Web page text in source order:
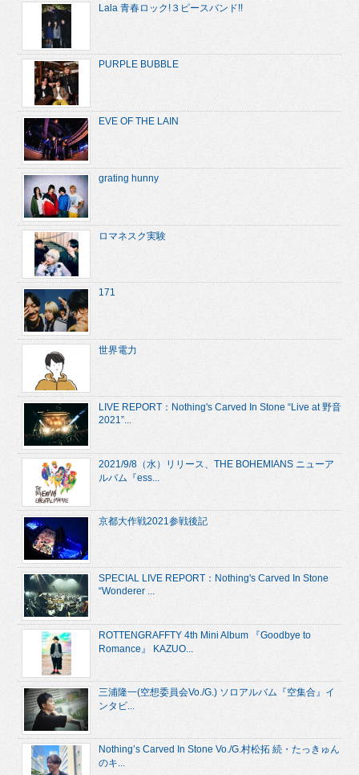
Lala 青春ロック!３ピースバンド!!
PURPLE BUBBLE
EVE OF THE LAIN
grating hunny
ロマネスク実験
171
世界電力
LIVE REPORT：Nothing's Carved In Stone “Live at 野音
2021”...
2021/9/8（水）リリース、THE BOHEMIANS ニューア
ルバム『ess...
京都大作戦2021参戦後記
SPECIAL LIVE REPORT：Nothing's Carved In Stone
“Wonderer ...
ROTTENGRAFFTY 4th Mini Album 『Goodbye to
Romance』 KAZUO...
三浦隆一(空想委員会Vo./G.) ソロアルバム『空集合』イ
ンタビ...
Nothing’s Carved In Stone Vo./G.村松拓 続・たっきゅん
のキ...